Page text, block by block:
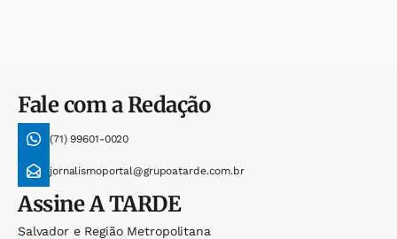
Fale com a Redação
(71) 99601-0020
jornalismoportal@grupoatarde.com.br
AssineA TARDE
Salvador e Região Metropolitana